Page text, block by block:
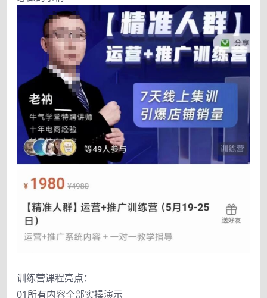
训练营课程亮点：
01所有内容全部实操演示